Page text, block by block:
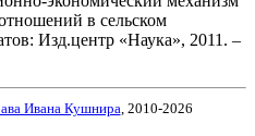
в сельском
Изд.центр «Наука», 2011. –
Ивана Кушнира , 2010-2026